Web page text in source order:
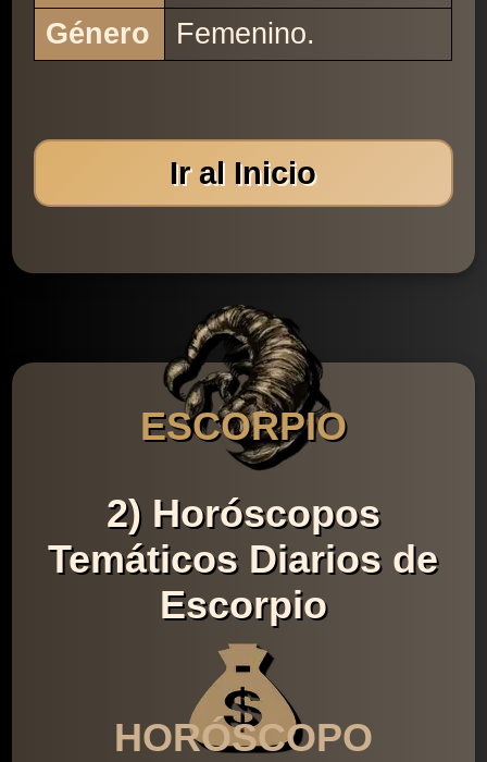
Género
Femenino.
Ir al Inicio
ESCORPIO
2) Horóscopos
Temáticos Diarios de
Escorpio
HORÓSCOPO